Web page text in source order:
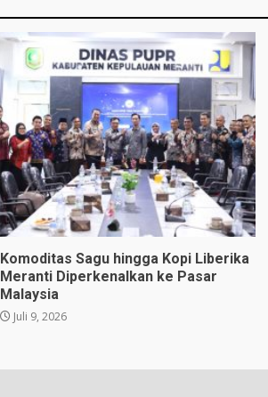
Komoditas Sagu hingga Kopi Liberika
Meranti Diperkenalkan ke Pasar
Malaysia
Juli 9, 2026